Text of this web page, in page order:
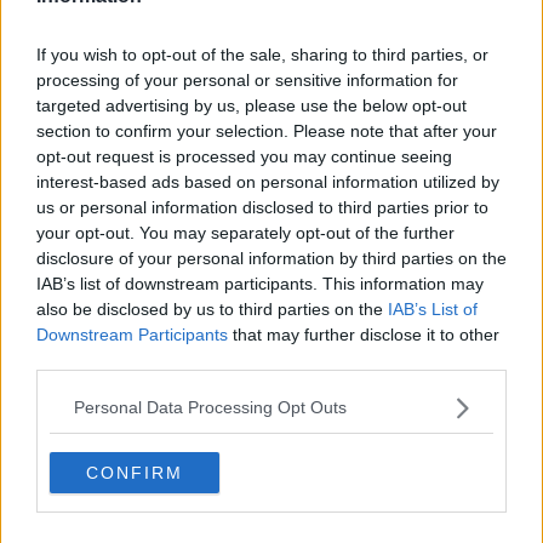
If you wish to opt-out of the sale, sharing to third parties, or
processing of your personal or sensitive information for
targeted advertising by us, please use the below opt-out
section to confirm your selection. Please note that after your
opt-out request is processed you may continue seeing
interest-based ads based on personal information utilized by
us or personal information disclosed to third parties prior to
your opt-out. You may separately opt-out of the further
disclosure of your personal information by third parties on the
IAB’s list of downstream participants. This information may
also be disclosed by us to third parties on the IAB’s List of
Downstream Participants that may further disclose it to other
Personal Data Processing Opt Outs
CONFIRM
giovane
Agopuntura e omeopatia, la Regione stanzia 1,8
milioni di euro
L'immunologia senese protagonista a Chicago
Lupi attaccano di notte, perse 70 pecore
Il sistema agricolo del Chianti candidato Unesco
Alberi monumentali, in Toscana 165 giganti verdi
La piaga dei razzismi di ieri e di oggi
"​Lo sport è un volano di sviluppo"
Violentata dal branco alla festa in casa